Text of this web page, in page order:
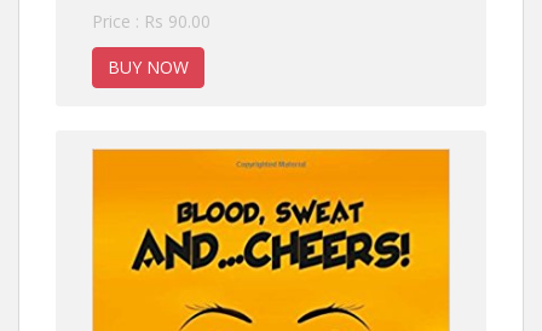
Price : Rs 90.00
BUY NOW